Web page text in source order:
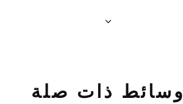
وسائط ذات صلة